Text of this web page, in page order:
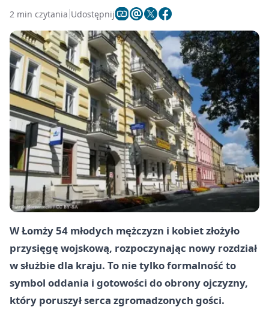
2 min czytania Udostępnij
W Łomży 54 młodych mężczyzn i kobiet złożyło
przysięgę wojskową, rozpoczynając nowy rozdział
w służbie dla kraju. To nie tylko formalność to
symbol oddania i gotowości do obrony ojczyzny,
który poruszył serca zgromadzonych gości.